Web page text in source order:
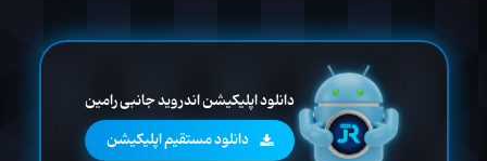
دانلود اپلیکیشن اندروید جانبی رامین
دانلود مستقیم اپلیکیشن